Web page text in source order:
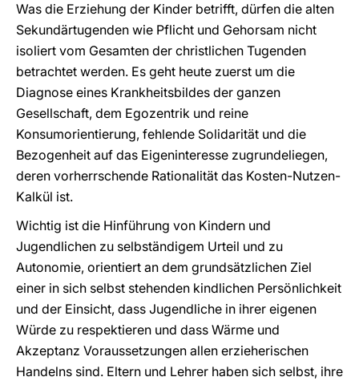
Was die Erziehung der Kinder betrifft, dürfen die alten
Sekundärtugenden wie Pflicht und Gehorsam nicht
isoliert vom Gesamten der christlichen Tugenden
betrachtet werden. Es geht heute zuerst um die
Diagnose eines Krankheitsbildes der ganzen
Gesellschaft, dem Egozentrik und reine
Konsumorientierung, fehlende Solidarität und die
Bezogenheit auf das Eigeninteresse zugrundeliegen,
deren vorherrschende Rationalität das Kosten-Nutzen-
Kalkül ist.
Wichtig ist die Hinführung von Kindern und
Jugendlichen zu selbständigem Urteil und zu
Autonomie, orientiert an dem grundsätzlichen Ziel
einer in sich selbst stehenden kindlichen Persönlichkeit
und der Einsicht, dass Jugendliche in ihrer eigenen
Würde zu respektieren und dass Wärme und
Akzeptanz Voraussetzungen allen erzieherischen
Handelns sind. Eltern und Lehrer haben sich selbst, ihre